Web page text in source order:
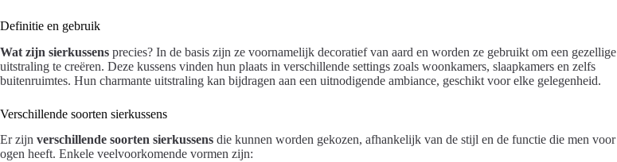
Definitie en gebruik
Wat zijn sierkussens precies? In de basis zijn ze voornamelijk decoratief van aard en worden ze gebruikt om een gezellige
uitstraling te creëren. Deze kussens vinden hun plaats in verschillende settings zoals woonkamers, slaapkamers en zelfs
buitenruimtes. Hun charmante uitstraling kan bijdragen aan een uitnodigende ambiance, geschikt voor elke gelegenheid.
Verschillende soorten sierkussens
Er zijn verschillende soorten sierkussens die kunnen worden gekozen, afhankelijk van de stijl en de functie die men voor
ogen heeft. Enkele veelvoorkomende vormen zijn: